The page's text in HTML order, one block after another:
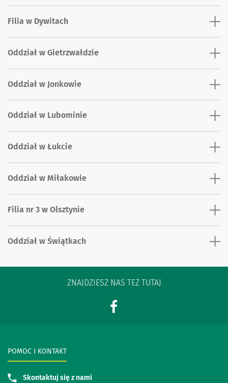
Filia w Dywitach
Oddział w Gietrzwałdzie
Oddział w Jonkowie
Oddział w Lubominie
Oddział w Łukcie
Oddział w Miłakowie
Filia nr 3 w Olsztynie
Oddział w Świątkach
ZNAJDZIESZ NAS TEŻ TUTAJ
POMOC I KONTAKT
Skontaktuj się z nami